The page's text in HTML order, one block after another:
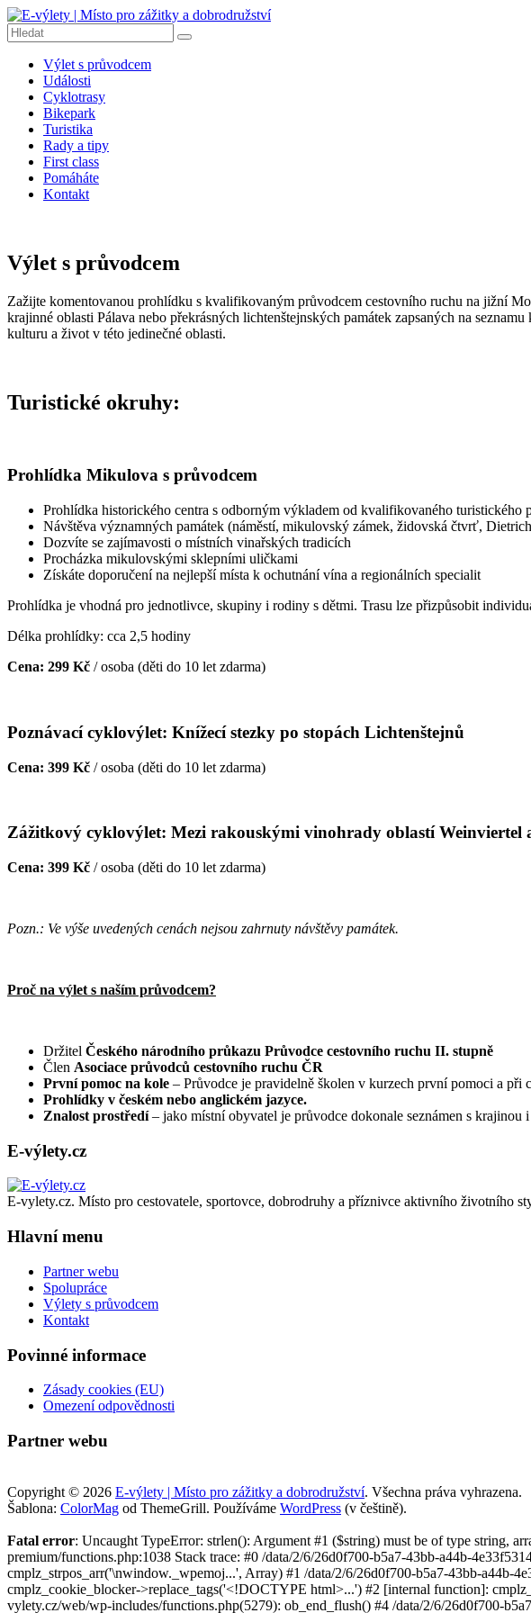
Přeskočit
na
obsah
E-
výlety
Místo
pro
zážitky
dobrodružství
|
Dobrodružné
na
kolech,
pěší
výlety,
zajímavá
turistická
výlety
turistickým
průvodcem
Výlet s průvodcem
Události
Cyklotrasy
Bikepark
Turistika
Rady a tipy
First class
Pomáháte
Kontakt
Výlet s průvodcem
Zažijte komentovanou prohlídku s kvalifikovaným průvodcem cestovního ruchu na jižní
krajinné oblasti Pálava nebo překrásných lichtenštejnských památek zapsaných na
kulturu a život v této jedinečné oblasti.
Turistické okruhy:
Prohlídka Mikulova s průvodcem
Prohlídka historického centra s odborným výkladem od kvalifikovaného turistického
Návštěva významných památek (náměstí, mikulovský zámek, židovská čtvrť,
Dozvíte se zajímavosti o místních vinařských tradicích
Procházka mikulovskými sklepními uličkami
Získáte doporučení na nejlepší místa k ochutnání vína a regionálních specialit
Prohlídka je vhodná pro jednotlivce, skupiny i rodiny s dětmi. Trasu lze přizpůsobit
Délka prohlídky: cca 2,5 hodiny
Cena: 299 Kč / osoba (děti do 10 let zdarma)
Poznávací cyklovýlet: Knížecí stezky po stopách Lichtenštejnů
Cena: 399 Kč / osoba (děti do 10 let zdarma)
Zážitkový cyklovýlet: Mezi rakouskými vinohrady oblastí Weinviertel
Cena: 399 Kč / osoba (děti do 10 let zdarma)
Pozn.: Ve výše uvedených cenách nejsou zahrnuty návštěvy památek.
Proč na výlet s naším průvodcem?
Držitel Českého národního průkazu Průvodce cestovního ruchu II. stupně
Člen Asociace průvodců cestovního ruchu ČR
První pomoc na kole – Průvodce je pravidelně školen v kurzech první pomoci a
Prohlídky v českém nebo anglickém jazyce.
Znalost prostředí– jako místní obyvatel je průvodce dokonale seznámen s
E-výlety.cz
E-vylety.cz. Místo pro cestovatele, sportovce, dobrodruhy a příznivce aktivního životního
Hlavní menu
Partner webu
Spolupráce
Výlety s průvodcem
Kontakt
Povinné informace
Zásady cookies (EU)
Omezení odpovědnosti
Partner webu
Copyright © 2026 E-výlety | Místo pro zážitky a dobrodružství. Všechna práva vyhrazena.
Šablona: ColorMag od ThemeGrill. Používáme WordPress (v češtině).
Fatal error: Uncaught TypeError: strlen(): Argument #1 ($string) must be of type string,
premium/functions.php:1038 Stack trace: #0 /data/2/6/26d0f700-b5a7-43bb-a44b-
cmplz_strpos_arr('\nwindow._wpemoj...', Array) #1 /data/2/6/26d0f700-b5a7-43bb-a44b-
cmplz_cookie_blocker->replace_tags('<!DOCTYPE html>...') #2 [internal function]:
vylety.cz/web/wp-includes/functions.php(5279): ob_end_flush() #4 /data/2/6/26d0f700-